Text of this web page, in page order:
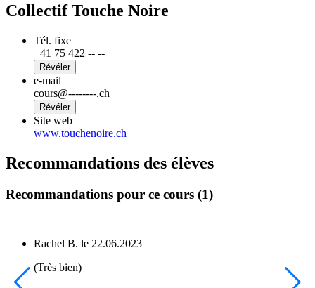
Collectif Touche Noire
Tél. fixe
+41 75 422 -- --
Révéler
e-mail
cours@--------.ch
Révéler
Site web
www.touchenoire.ch
Recommandations des élèves
Recommandations pour ce cours (1)
Rachel B. le 22.06.2023
(Très bien)